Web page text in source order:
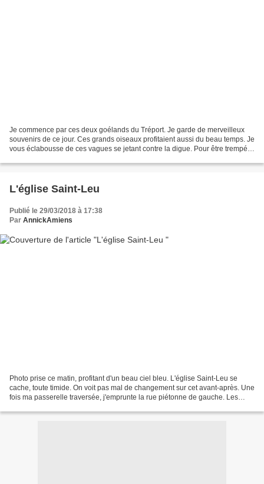
Je commence par ces deux goélands du Tréport. Je garde de merveilleux
souvenirs de ce jour. Ces grands oiseaux profitaient aussi du beau temps. Je
vous éclabousse de ces vagues se jetant contre la digue. Pour être trempé,
L'église Saint-Leu
Publié le 29/03/2018 à 17:38
Par AnnickAmiens
Photo prise ce matin, profitant d'un beau ciel bleu. L'église Saint-Leu se
cache, toute timide. On voit pas mal de changement sur cet avant-après. Une
fois ma passerelle traversée, j'emprunte la rue piétonne de gauche. Les